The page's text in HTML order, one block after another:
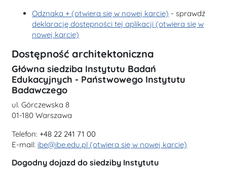
Odznaka + (otwiera się w nowej karcie) - sprawdź
deklarację dostępności tej aplikacji (otwiera się w
nowej karcie)
Dostępność architektoniczna
Główna siedziba Instytutu Badań
Edukacyjnych - Państwowego Instytutu
Badawczego
ul. Górczewska 8
01-180 Warszawa
Telefon: +48 22 241 71 00
E-mail: ibe@ibe.edu.pl (otwiera się w nowej karcie)
Dogodny dojazd do siedziby Instytutu